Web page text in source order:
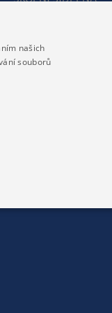
školní jídelny
Jídelníček
našich
souborů